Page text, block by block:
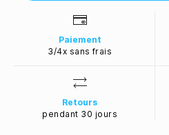
Paiement
3/4x sans frais
Retours
pendant 30 jours